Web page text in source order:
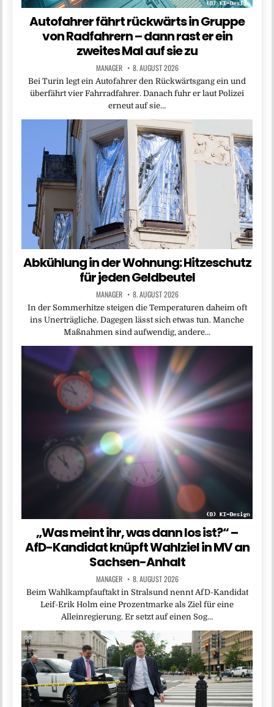
Autofahrer fährt rückwärts in Gruppe
von Radfahrern – dann rast er ein
zweites Mal auf sie zu
MANAGER 8. AUGUST 2026
Bei Turin legt ein Autofahrer den Rückwärtsgang ein und
überfährt vier Fahrradfahrer. Danach fuhr er laut Polizei
erneut auf sie…
Abkühlung in der Wohnung: Hitzeschutz
für jeden Geldbeutel
MANAGER 8. AUGUST 2026
In der Sommerhitze steigen die Temperaturen daheim oft
ins Unerträgliche. Dagegen lässt sich etwas tun. Manche
Maßnahmen sind aufwendig, andere…
„Was meint ihr, was dann los ist?“ –
AfD-Kandidat knüpft Wahlziel in MV an
Sachsen-Anhalt
MANAGER 8. AUGUST 2026
Beim Wahlkampfauftakt in Stralsund nennt AfD-Kandidat
Leif-Erik Holm eine Prozentmarke als Ziel für eine
Alleinregierung. Er setzt auf einen Sog…